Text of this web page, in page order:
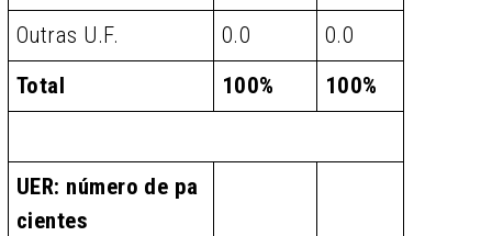
Outras U.F.
0.0
0.0
Total
100% 100%
UER: número de pa
cientes